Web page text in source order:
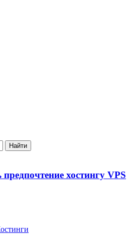
Найти
предпочтение хостингу VPS